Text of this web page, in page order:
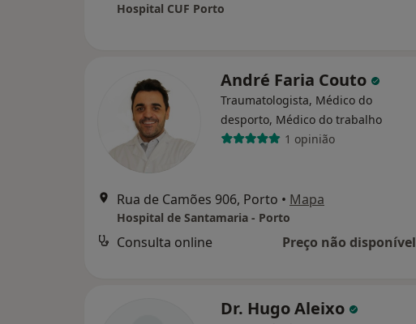
Hospital CUF Porto
André Faria Couto
Traumatologista, Médico do
desporto, Médico do trabalho
1 opinião
Rua de Camões 906, Porto • Mapa
Hospital de Santamaria - Porto
Consulta online Preço não disponível
Dr. Hugo Aleixo